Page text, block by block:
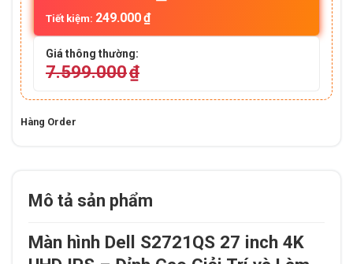
Tiết kiệm: 249.000₫
Giá thông thường:
7.599.000₫
Hàng Order
Mô tả sản phẩm
Màn hình Dell S2721QS 27 inch 4K